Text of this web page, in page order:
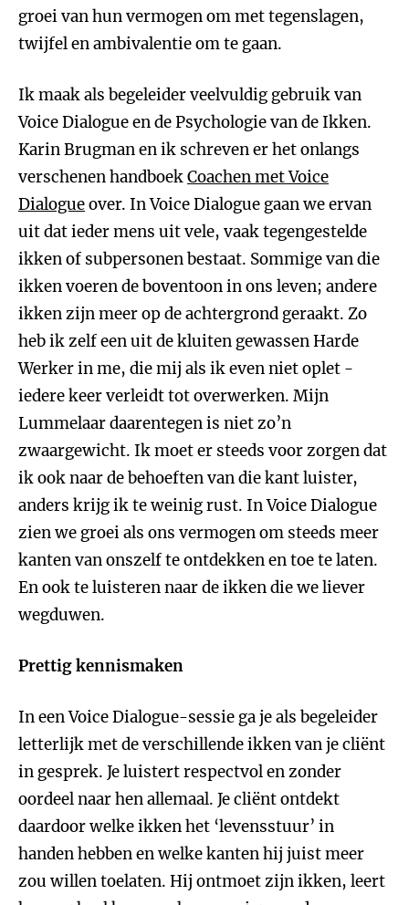
groei van hun vermogen om met tegenslagen,
twijfel en ambivalentie om te gaan.
Ik maak als begeleider veelvuldig gebruik van
Voice Dialogue en de Psychologie van de Ikken.
Karin Brugman en ik schreven er het onlangs
verschenen handboekCoachen met Voice
Dialogueover. In Voice Dialogue gaan we ervan
uit dat ieder mens uit vele, vaak tegengestelde
ikken of subpersonen bestaat. Sommige van die
ikken voeren de boventoon in ons leven; andere
ikken zijn meer op de achtergrond geraakt. Zo
heb ik zelf een uit de kluiten gewassen Harde
Werker in me, die mij als ik even niet oplet -
iedere keer verleidt tot overwerken. Mijn
Lummelaar daarentegen is niet zo’n
zwaargewicht. Ik moet er steeds voor zorgen dat
ik ook naar de behoeften van die kant luister,
anders krijg ik te weinig rust. In Voice Dialogue
zien we groei als ons vermogen om steeds meer
kanten van onszelf te ontdekken en toe te laten.
En ook te luisteren naar de ikken die we liever
wegduwen.
Prettig kennismaken
In een Voice Dialogue-sessie ga je als begeleider
letterlijk met de verschillende ikken van je cliënt
in gesprek. Je luistert respectvol en zonder
oordeel naar hen allemaal. Je cliënt ontdekt
daardoor welke ikken het ‘levensstuur’ in
handen hebben en welke kanten hij juist meer
zou willen toelaten. Hij ontmoet zijn ikken, leert